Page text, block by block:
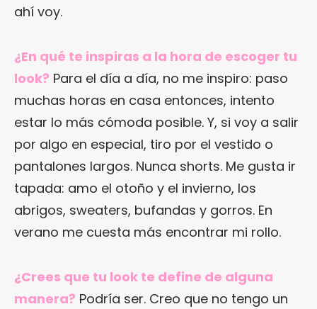
ahí voy.
¿En qué te inspiras a la hora de escoger tu
look? Para el día a día, no me inspiro: paso
muchas horas en casa entonces, intento
estar lo más cómoda posible. Y, si voy a salir
por algo en especial, tiro por el vestido o
pantalones largos. Nunca shorts. Me gusta ir
tapada: amo el otoño y el invierno, los
abrigos, sweaters, bufandas y gorros. En
verano me cuesta más encontrar mi rollo.
¿Crees que tu look te define de alguna
manera? Podría ser. Creo que no tengo un